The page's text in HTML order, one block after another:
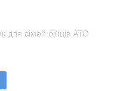
для сімей бійців АТО